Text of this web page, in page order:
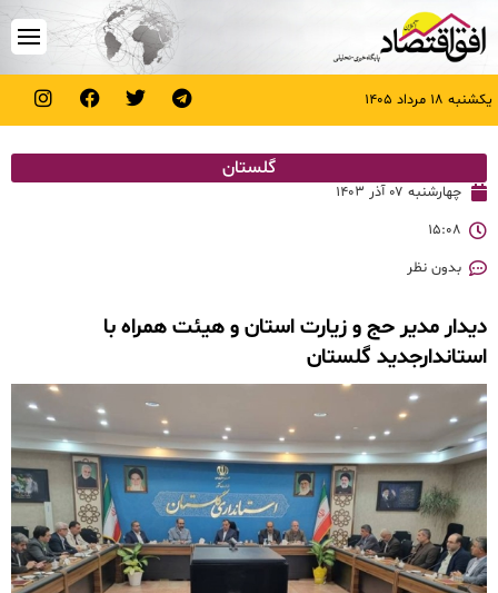
یکشنبه ۱۸ مرداد ۱۴۰۵
گلستان
چهارشنبه ۰۷ آذر ۱۴۰۳
۱۵:۰۸
بدون نظر
دیدار مدیر حج و زیارت استان و هیئت همراه با
استاندارجدید گلستان